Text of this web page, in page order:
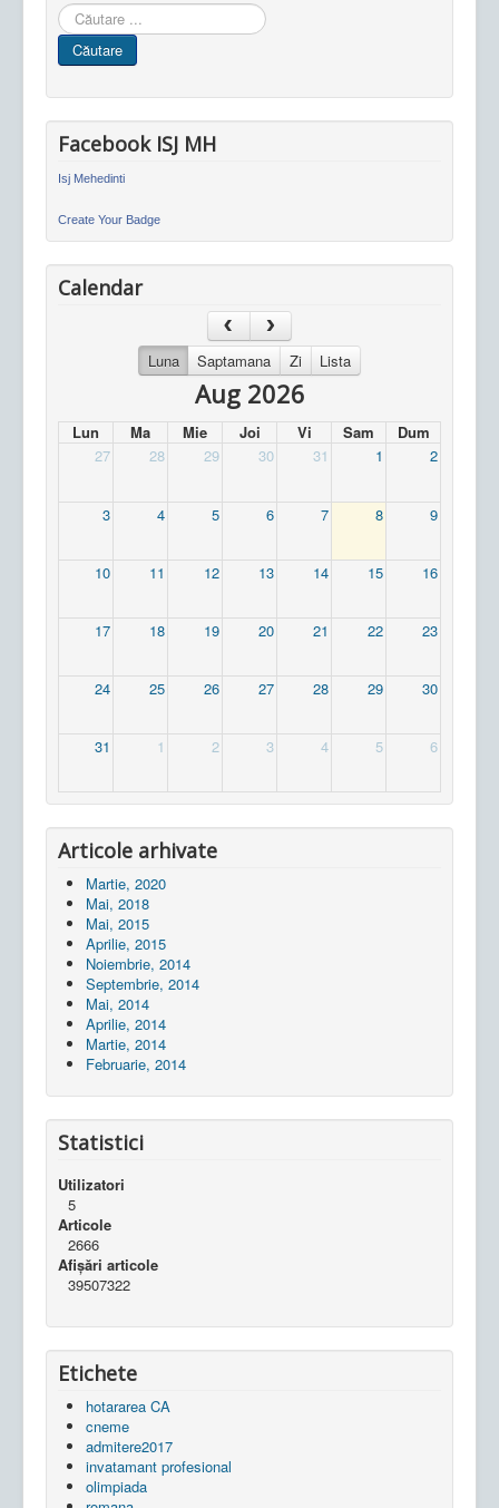
Cauta
in
site
Căutare
Facebook ISJ MH
Isj Mehedinti
Create Your Badge
Calendar
Luna Saptamana Zi Lista
Aug 2026
Lun Ma Mie Joi Vi Sam
Dum
27
28 29 30 31 1 2
3 4 5 6 7 8 9
10 11 12 13 14 15 16
17 18 19 20 21 22 23
24 25 26 27 28 29 30
31 1 2 3 4 5 6
Articole arhivate
Martie, 2020
Mai, 2018
Mai, 2015
Aprilie, 2015
Noiembrie, 2014
Septembrie, 2014
Mai, 2014
Aprilie, 2014
Martie, 2014
Februarie, 2014
Statistici
Utilizatori
5
Articole
2666
Afișări articole
39507322
Etichete
hotararea CA
cneme
admitere2017
invatamant profesional
olimpiada